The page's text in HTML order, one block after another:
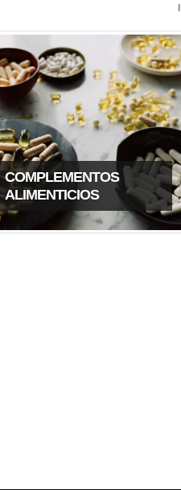
COMPLEMENTOS
ALIMENTICIOS